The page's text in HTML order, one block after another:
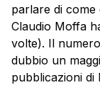
parlare di come
Claudio Moffa
volte). Il
dubbio un
pubblicazioni di